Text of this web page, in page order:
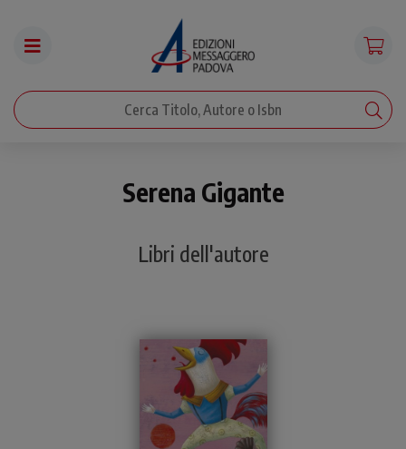
Serena Gigante
Libri dell'autore